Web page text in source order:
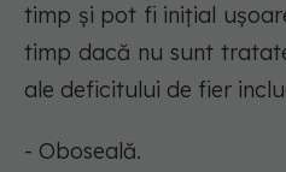
timp și pot fi inițial
timp dacă nu sunt
ale deficitului de fier
- Oboseală.